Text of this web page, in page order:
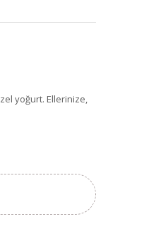
yoğurt. Ellerinize,